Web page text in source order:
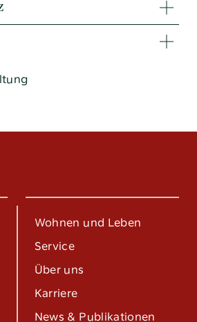
90 10 – 0
Wohnen und Leben
Service
Über uns
Karriere
News & Publikationen